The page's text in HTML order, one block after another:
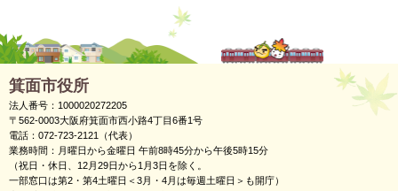
箕面市役所
法人番号：1000020272205
〒562-0003大阪府箕面市西小路4丁目6番1号
電話：072-723-2121（代表）
業務時間：月曜日から金曜日 午前8時45分から午後5時15分
（祝日・休日、12月29日から1月3日を除く。
一部窓口は第2・第4土曜日＜3月・4月は毎週土曜日＞も開庁）